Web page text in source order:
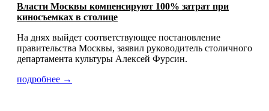
Власти Москвы компенсируют 100% затрат при
киносъемках в столице
На днях выйдет соответствующее постановление
правительства Москвы, заявил руководитель столичного
департамента культуры Алексей Фурсин.
подробнее →